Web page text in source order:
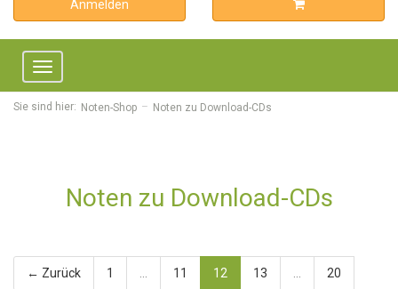
Anmelden
Toggle
navigation
Sie sind hier: Noten-Shop Noten zu Download-CDs
Noten zu Download-CDs
← Zurück 1 11 12 13 20